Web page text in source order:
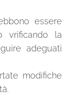
essere
vrificando la
adeguati
modifiche